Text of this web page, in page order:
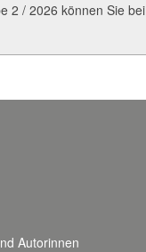
2 / 2026 können Sie bei
Autorinnen